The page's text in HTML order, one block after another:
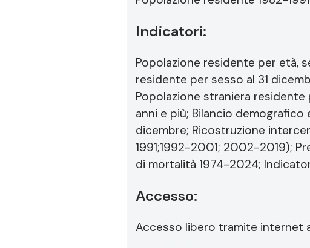
Indicatori:
Popolazione residente per età,
residente per sesso al 31
Popolazione straniera residente
anni e più; Bilancio
dicembre; Ricostruzione
1991;1992-2001; 2002-2019);
di mortalità 1974-2024;
Accesso:
Accesso libero tramite internet